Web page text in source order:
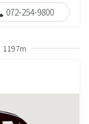
072-254-9800
1197m